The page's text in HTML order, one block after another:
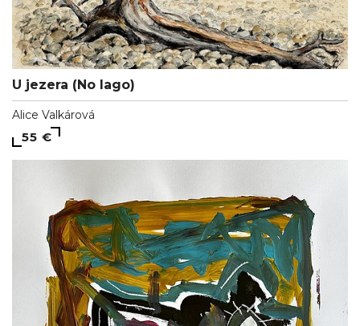
U jezera (No lago)
Alice Valkárová
55 €